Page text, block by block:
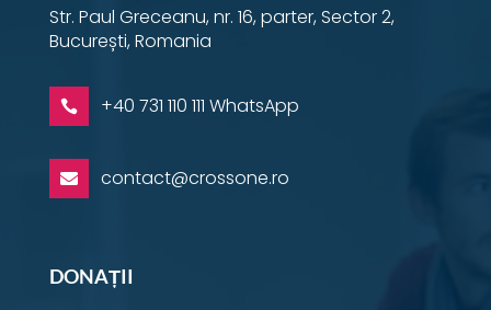
Str. Paul Greceanu, nr. 16, parter, Sector 2,
București, Romania
 +40 731 110 111 WhatsApp
 contact@crossone.ro
DONAȚII